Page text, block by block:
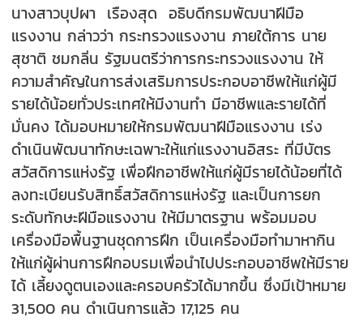
นางสาวบุปผา เรืองสุด อธิบดีกรมพัฒนาฝีมือ
แรงงาน กล่าวว่า กระทรวงแรงงาน ภายใต้การ นาย
สุชาติ ชมกลิ่น รัฐมนตรีว่าการกระทรวงแรงงาน ให้
ความสำคัญในการส่งเสริมการประกอบอาชีพให้แก่ผู้มี
รายได้น้อยทั่วประเทศให้มีงานทำ มีอาชีพและรายได้ที่
มั่นคง ได้มอบหมายให้กรมพัฒนาฝีมือแรงงาน เร่ง
ดำเนินพัฒนาทักษะเฉพาะให้แก่แรงงานอิสระ ที่มีบัตร
สวัสดิการแห่งรัฐ เพื่อฝึกอาชีพให้แก่ผู้มีรายได้น้อยที่ได้
ลงทะเบียนรับสิทธิ์สวัสดิการแห่งรัฐ และเป็นการยก
ระดับทักษะฝีมือแรงงาน ให้มีมาตรฐาน พร้อมมอบ
เครื่องมือพื้นฐานชุดการฝึก เป็นเครื่องมือทำมาหากิน
ให้แก่ผู้ผ่านการฝึกอบรมเพื่อนำไปประกอบอาชีพให้มีราย
ได้ เลี้ยงดูตนเองและครอบครัวได้มากขึ้น ซึ่งมีเป้าหมาย
31,500 คน ดำเนินการแล้ว 17,125 คน